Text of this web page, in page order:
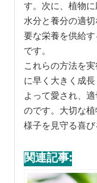
す。次に、植物に
水分と養分の適
要な栄養を供給
です。
これらの方法を
に早く大きく成
よって愛され、
のです。大切な
様子を見守る喜び
関連記事: